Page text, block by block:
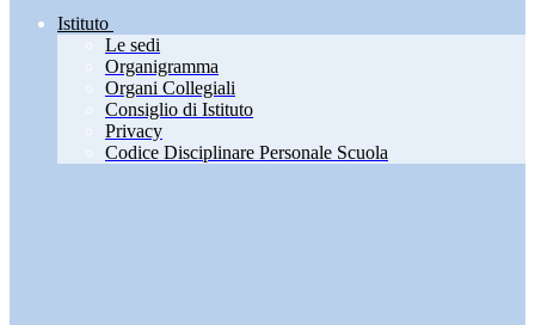
Istituto
Le sedi
Organigramma
Organi Collegiali
Consiglio di Istituto
Privacy
Codice Disciplinare Personale Scuola